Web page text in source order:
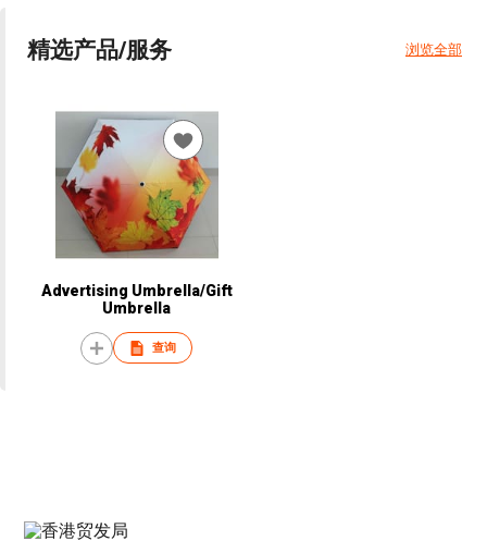
精选产品/服务 浏览全部
Advertising Umbrella/Gift
Umbrella
查询